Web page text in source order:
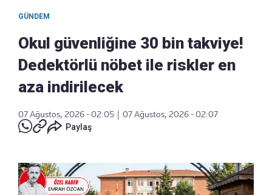
GÜNDEM
Okul güvenliğine 30 bin takviye!
Dedektörlü nöbet ile riskler en
aza indirilecek
07 Ağustos, 2026 - 02:05
07 Ağustos, 2026 - 02:07
Paylaş